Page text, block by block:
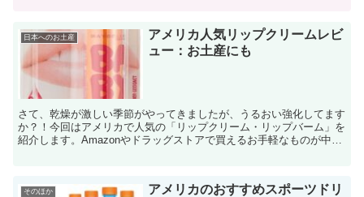
日本へのお土産
アメリカ人気リップクリームレビ
ュー：お土産にも
さて、乾燥が激しい季節がやってきましたが、うるおい強化してます
か？！今回はアメリカで人気の「リップクリーム・リップバーム」を
紹介します。Amazonやドラッグストアで買えるお手軽なものが中心
そのほか
アメリカのおすすめスポーツドリ